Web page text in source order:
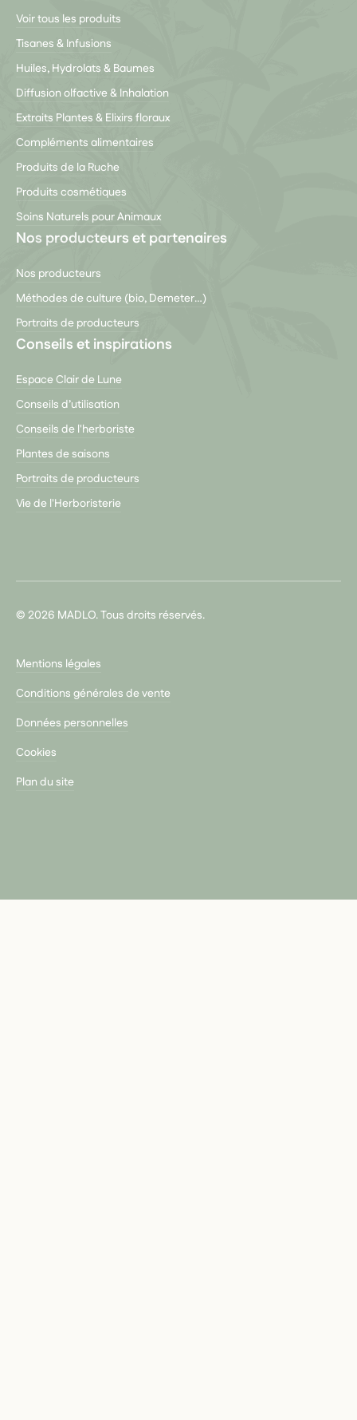
Voir tous les produits
Tisanes & Infusions
Huiles, Hydrolats & Baumes
Diffusion olfactive & Inhalation
Extraits Plantes & Elixirs floraux
Compléments alimentaires
Produits de la Ruche
Produits cosmétiques
Soins Naturels pour Animaux
Nos producteurs et partenaires
Nos producteurs
Méthodes de culture (bio, Demeter…)
Portraits de producteurs
Conseils et inspirations
Espace Clair de Lune
Conseils d’utilisation
Conseils de l'herboriste
Plantes de saisons
Portraits de producteurs
Vie de l'Herboristerie
© 2026 MADLO. Tous droits réservés.
Mentions légales
Conditions générales de vente
Données personnelles
Cookies
Plan du site